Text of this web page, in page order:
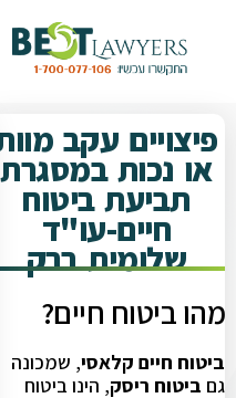
פיצויים עקב מוות
או נכות במסגרת
תביעת ביטוח
חיים-עו"ד
שלומית ברק
מהו ביטוח חיים?
ביטוח חיים קלאסי, שמכונה
גםביטוח ריסק, הינו ביטוח